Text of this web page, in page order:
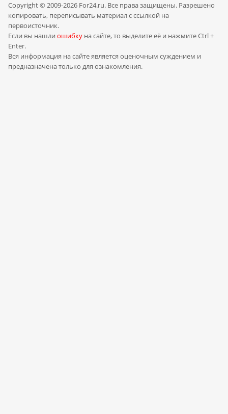
Copyright © 2009-2026 For24.ru. Все права защищены. Разрешено
копировать, переписывать материал с ссылкой на
первоисточник.
Если вы нашли ошибкуна сайте, то выделите её и нажмите Ctrl +
Enter.
Вся информация на сайте является оценочным суждением и
предназначена только для ознакомления.